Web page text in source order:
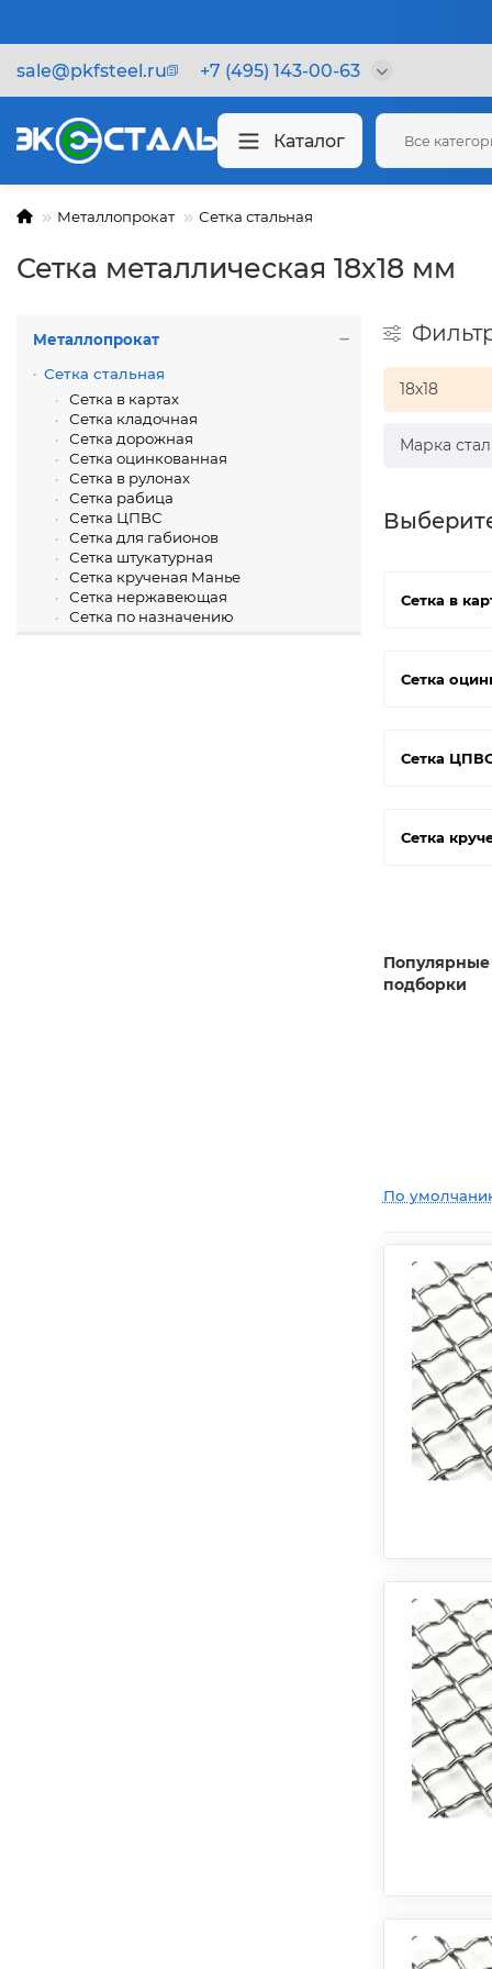
sale@pkfsteel.ru +7 (495) 143-00-63
Каталог Все
Металлопрокат Сетка стальная
Сетка металлическая 18х18 мм
Металлопрокат
Сетка стальная
Сетка в картах
Сетка кладочная
Сетка дорожная
Сетка оцинкованная
Сетка в рулонах
Сетка рабица
Сетка ЦПВС
Сетка для габионов
Сетка штукатурная
Сетка крученая Манье
Сетка нержавеющая
Сетка по назначению
18х18
Марка
Сетка в
Сетка
Сетка
Сетка
Популярные
подборки
По